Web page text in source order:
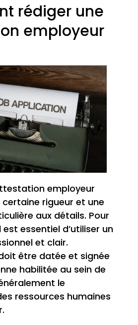
rédiger une
employeur
employeur
rigueur et une
aux détails. Pour
essentiel d’utiliser un
et clair.
être datée et signée
habilitée au sein de
le
ressources humaines